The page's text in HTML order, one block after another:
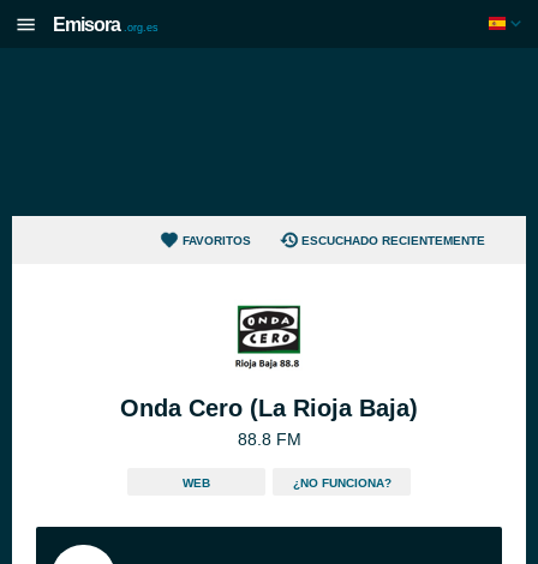
Emisora .org.es
FAVORITOS ESCUCHADO RECIENTEMENTE
Onda Cero (La Rioja Baja)
88.8 FM
WEB ¿NO FUNCIONA?